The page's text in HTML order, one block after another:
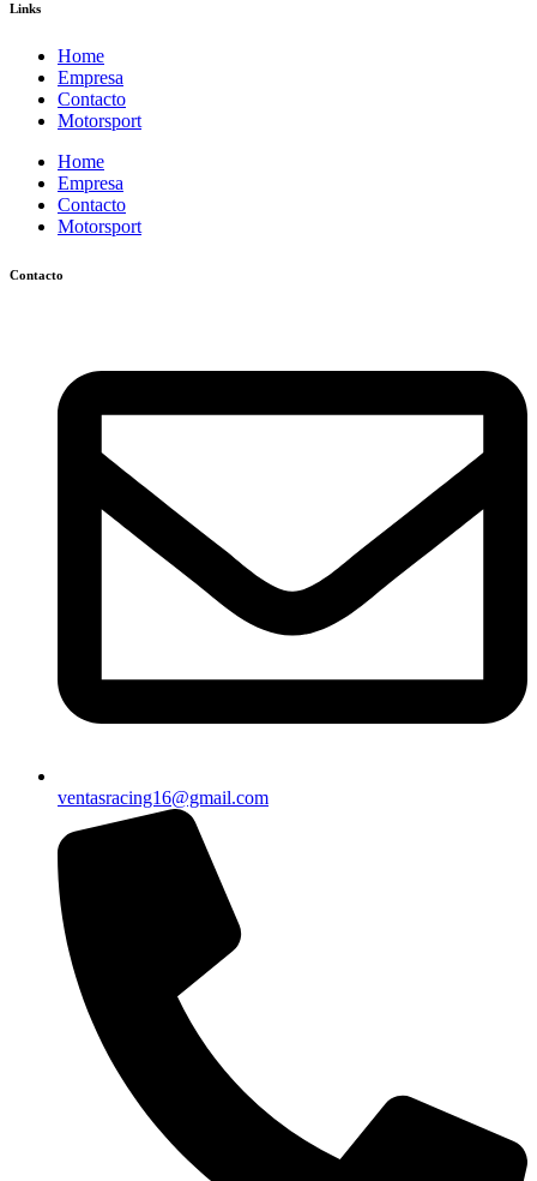
Links
Home
Empresa
Contacto
Motorsport
Home
Empresa
Contacto
Motorsport
Contacto
ventasracing16@gmail.com